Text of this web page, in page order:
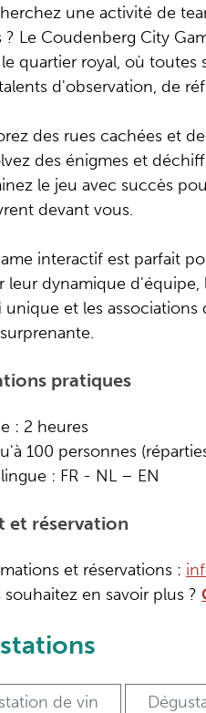
une activité de
? Le Coudenberg City
le quartier royal, où
d'observation, de
des rues cachées et
des énigmes et
le jeu avec succès
devant vous.
interactif est parfait
leur dynamique d'équipe,
et les associations
pratiques
: 2 heures
100 personnes
: FR - NL – EN
et réservation
et réservations :
souhaitez en savoir plus ?
de vin